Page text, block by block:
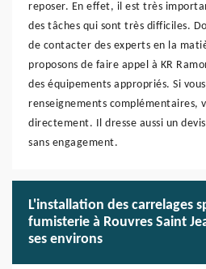
reposer. En effet, il est très
des tâches qui sont très difficiles.
de contacter des experts en la
proposons de faire appel à KR
des équipements appropriés. Si
renseignements complémentaires,
directement. Il dresse aussi un
sans engagement.
L'installation des carrelages
fumisterie à Rouvres Saint
ses environs